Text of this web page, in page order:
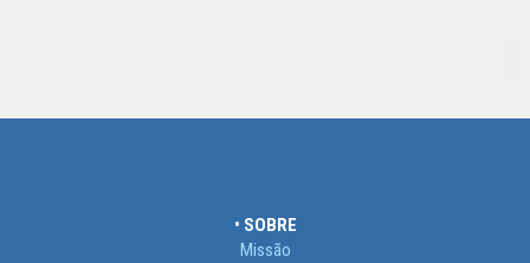
• SOBRE
Missão